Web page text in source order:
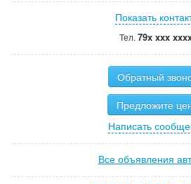
Показать
Тел. 79x xxx
Обратный
Предложите
Написать
Все объявления